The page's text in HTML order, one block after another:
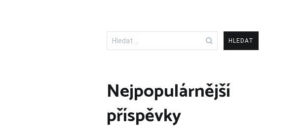
Vyhledávání
Nejpopulárnější
příspěvky